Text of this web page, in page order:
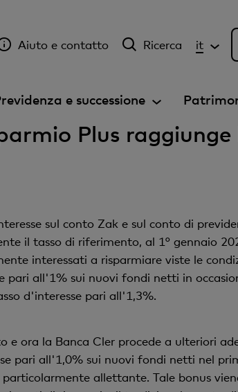
Aiuto e contatto Ricerca it
e successione
Plus
sul conto Zak e sul conto di
il tasso di riferimento, al 1° gennaio
interessati a risparmiare viste le
all'1% sui nuovi fondi netti in
d'interesse pari all'1,3%.
e ora la Banca Cler procede a ulteriori
pari all'1,0% sui nuovi fondi netti nel
allettante. Tale bonus